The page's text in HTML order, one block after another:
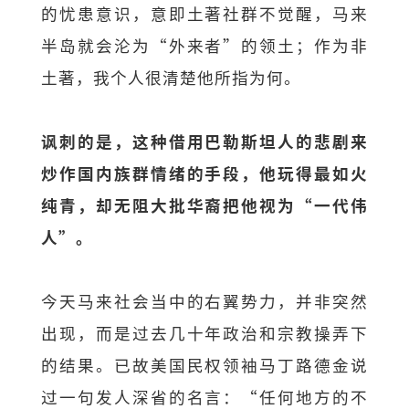
的忧患意识，意即土著社群不觉醒，马来
半岛就会沦为“外来者”的领土；作为非
土著，我个人很清楚他所指为何。
讽刺的是，这种借用巴勒斯坦人的悲剧来
炒作国内族群情绪的手段，他玩得最如火
纯青，却无阻大批华裔把他视为“一代伟
人”。
今天马来社会当中的右翼势力，并非突然
出现，而是过去几十年政治和宗教操弄下
的结果。已故美国民权领袖马丁路德金说
过一句发人深省的名言：“任何地方的不